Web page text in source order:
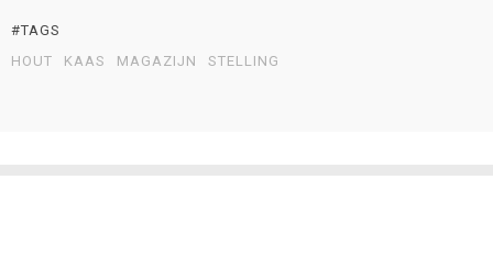
#TAGS
HOUT
KAAS MAGAZIJN STELLING